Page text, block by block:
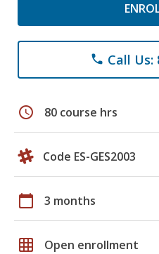
phone Call Us:
schedule 80 course hrs
Code ES-GES2003
calendar_today 3 months
grid_on Open enrollment